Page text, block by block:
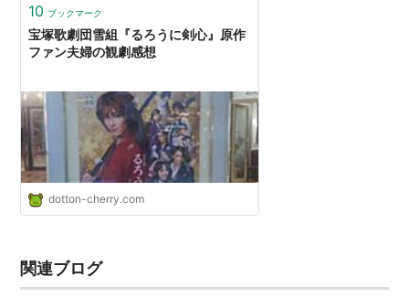
10 ブックマーク
宝塚歌劇団雪組『るろうに剣心』原作
ファン夫婦の観劇感想
dotton-cherry.com
関連ブログ